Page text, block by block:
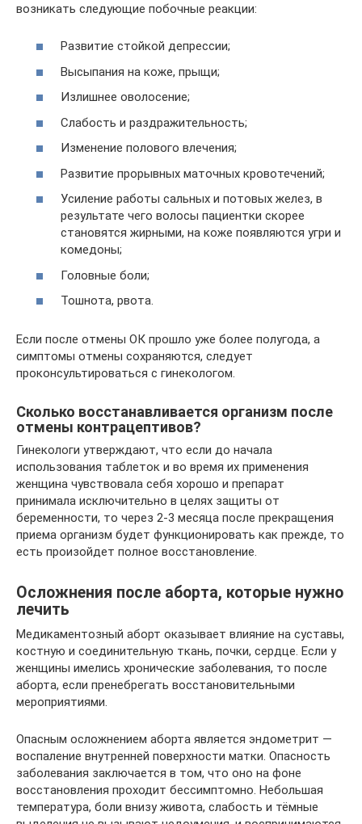
возникать следующие побочные реакции:
Развитие стойкой депрессии;
Высыпания на коже, прыщи;
Излишнее оволосение;
Слабость и раздражительность;
Изменение полового влечения;
Развитие прорывных маточных кровотечений;
Усиление работы сальных и потовых желез, в
результате чего волосы пациентки скорее
становятся жирными, на коже появляются угри и
комедоны;
Головные боли;
Тошнота, рвота.
Если после отмены ОК прошло уже более полугода, а
симптомы отмены сохраняются, следует
проконсультироваться с гинекологом.
Сколько восстанавливается организм после
отмены контрацептивов?
Гинекологи утверждают, что если до начала
использования таблеток и во время их применения
женщина чувствовала себя хорошо и препарат
принимала исключительно в целях защиты от
беременности, то через 2-3 месяца после прекращения
приема организм будет функционировать как прежде, то
есть произойдет полное восстановление.
Осложнения после аборта, которые нужно
лечить
Медикаментозный аборт оказывает влияние на суставы,
костную и соединительную ткань, почки, сердце. Если у
женщины имелись хронические заболевания, то после
аборта, если пренебрегать восстановительными
мероприятиями.
Опасным осложнением аборта является эндометрит —
воспаление внутренней поверхности матки. Опасность
заболевания заключается в том, что оно на фоне
восстановления проходит бессимптомно. Небольшая
температура, боли внизу живота, слабость и тёмные